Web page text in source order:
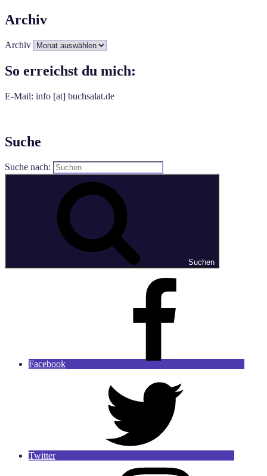
Archiv
Archiv
So erreichst du mich:
E-Mail: info [at] buchsalat.de
Suche
Suche nach:
Suchen
Facebook
Twitter